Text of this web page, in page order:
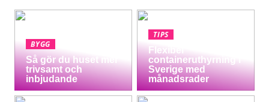
BYGG
Så gör du huset mer
trivsamt och
inbjudande
TIPS
Flexibel
containeruthyrning i
Sverige med
månadsrader